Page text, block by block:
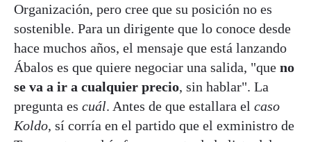
Organización, pero cree que su posición no es
sostenible. Para un dirigente que lo conoce desde
hace muchos años, el mensaje que está lanzando
Ábalos es que quiere negociar una salida, "que no
se va a ir a cualquier precio, sin hablar". La
pregunta es cuál. Antes de que estallara el caso
Koldo, sí corría en el partido que el exministro de